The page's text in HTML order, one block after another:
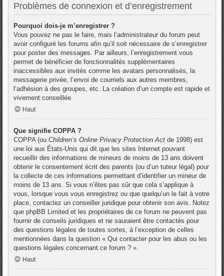
Problèmes de connexion et d’enregistrement
Pourquoi dois-je m’enregistrer ?
Vous pouvez ne pas le faire, mais l’administrateur du forum peut
avoir configuré les forums afin qu’il soit nécessaire de s’enregistrer
pour poster des messages. Par ailleurs, l’enregistrement vous
permet de bénéficier de fonctionnalités supplémentaires
inaccessibles aux invités comme les avatars personnalisés, la
messagerie privée, l’envoi de courriels aux autres membres,
l’adhésion à des groupes, etc. La création d’un compte est rapide et
vivement conseillée.
Haut
Que signifie COPPA ?
COPPA (ou Children’s Online Privacy Protection Act de 1998) est
une loi aux États-Unis qui dit que les sites Internet pouvant
recueillir des informations de mineurs de moins de 13 ans doivent
obtenir le consentement écrit des parents (ou d’un tuteur légal) pour
la collecte de ces informations permettant d’identifier un mineur de
moins de 13 ans. Si vous n’êtes pas sûr que cela s’applique à
vous, lorsque vous vous enregistrez ou que quelqu’un le fait à votre
place, contactez un conseiller juridique pour obtenir son avis. Notez
que phpBB Limited et les propriétaires de ce forum ne peuvent pas
fournir de conseils juridiques et ne sauraient être contactés pour
des questions légales de toutes sortes, à l’exception de celles
mentionnées dans la question « Qui contacter pour les abus ou les
questions légales concernant ce forum ? ».
Haut